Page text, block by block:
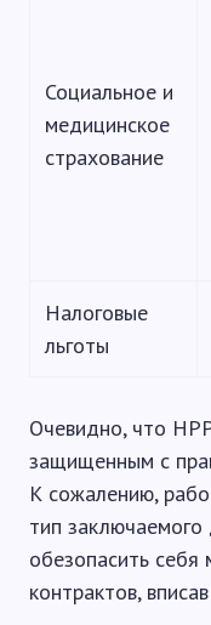
Социальное и
медицинское
страхование
Налоговые
льготы
Очевидно, что
защищенным с
К сожалению,
тип
обезопасить
контрактов,